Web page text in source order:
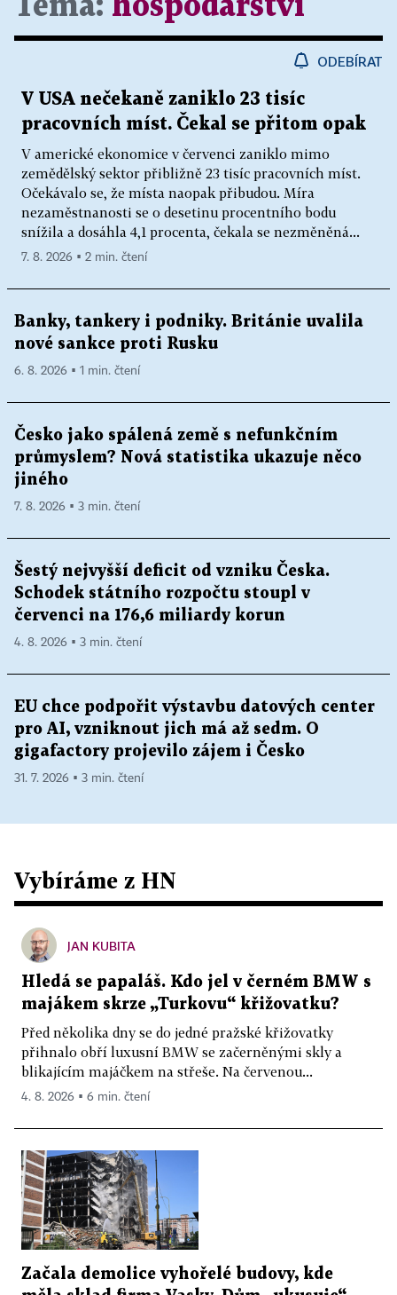
Téma: hospodářství
ODEBÍRAT
V USA nečekaně zaniklo 23 tisíc
pracovních míst. Čekal se přitom opak
V americké ekonomice v červenci zaniklo mimo
zemědělský sektor přibližně 23 tisíc pracovních míst.
Očekávalo se, že místa naopak přibudou. Míra
nezaměstnanosti se o desetinu procentního bodu
snížila a dosáhla 4,1 procenta, čekala se nezměněná...
7. 8. 2026 ▪ 2 min. čtení
Banky, tankery i podniky. Británie uvalila
nové sankce proti Rusku
6. 8. 2026 ▪ 1 min. čtení
Česko jako spálená země s nefunkčním
průmyslem? Nová statistika ukazuje něco
jiného
7. 8. 2026 ▪ 3 min. čtení
Šestý nejvyšší deficit od vzniku Česka.
Schodek státního rozpočtu stoupl v
červenci na 176,6 miliardy korun
4. 8. 2026 ▪ 3 min. čtení
EU chce podpořit výstavbu datových center
pro AI, vzniknout jich má až sedm. O
gigafactory projevilo zájem i Česko
31. 7. 2026 ▪ 3 min. čtení
Vybíráme z HN
JAN KUBITA
Hledá se papaláš. Kdo jel v černém BMW s
majákem skrze „Turkovu“ křižovatku?
Před několika dny se do jedné pražské křižovatky
přihnalo obří luxusní BMW se začerněnými skly a
blikajícím majáčkem na střeše. Na červenou...
4. 8. 2026 ▪ 6 min. čtení
Začala demolice vyhořelé budovy, kde